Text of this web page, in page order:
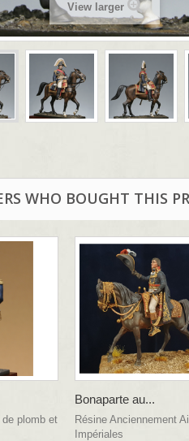
View larger
WHO BOUGHT THIS
de plomb et
Bonaparte au...
Résine Anciennement
Impériales